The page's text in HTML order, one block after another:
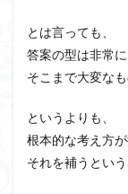
とは言っても、
答案の型は非常に
そこまで大変な
というよりも、
根本的な考え方が
それを補うという